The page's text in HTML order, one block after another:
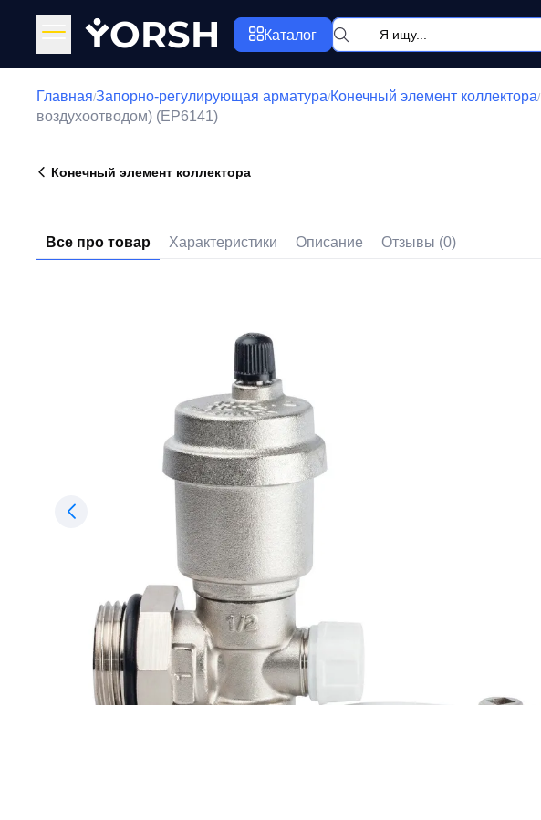
YORSH Каталог
Главная/Запорно-регулирующая арматура/Конечный элемент коллектора/
воздухоотводом) (EP6141)
Конечный элемент коллектора
Все про товар Характеристики Описание Отзывы (0)